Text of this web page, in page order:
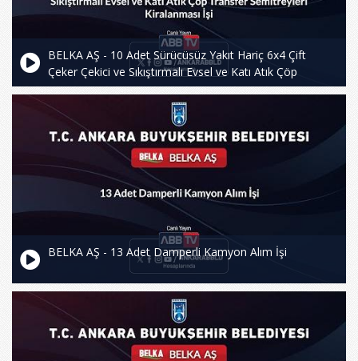
BELKA AŞ - 10 Adet Sürücüsüz Yakıt Hariç 6x4 Çift
Çeker Çekici ve Sıkıştırmalı Evsel ve Katı Atık Çöp
Transfer Semitreyleri Kiralanması İşi
BELKA AŞ - 13 Adet Damperli Kamyon Alım İşi